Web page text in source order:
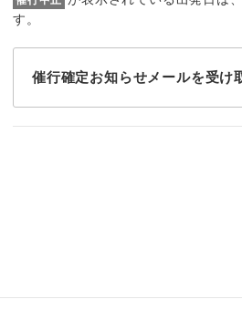
す。
催行確定お知らせメールを受け